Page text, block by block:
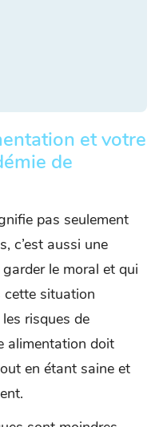
et votre
de
pas seulement
c’est aussi une
le moral et qui
cette situation
risques de
alimentation doit
en étant saine et